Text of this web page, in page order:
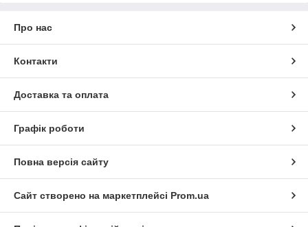
Про нас
Контакти
Доставка та оплата
Графік роботи
Повна версія сайту
Сайт створено на маркетплейсі Prom.ua